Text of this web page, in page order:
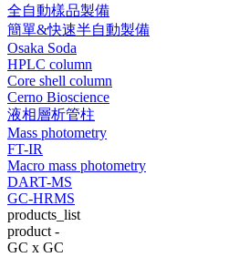
全自動樣品製備
簡單&快速半自動製備
Osaka Soda
HPLC column
Core shell column
Cerno Bioscience
液相層析管柱
Mass photometry
FT-IR
Macro mass photometry
DART-MS
GC-HRMS
products_list
product -
GC x GC